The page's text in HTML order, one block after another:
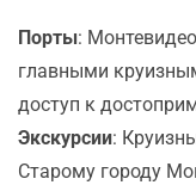
Порты:
главными
доступ к
Экскурсии:
Старому городу